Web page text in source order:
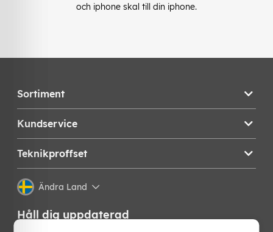
och iphone skal till din iphone.
Sortiment
Kundservice
Teknikproffset
Ändra Land
Håll dig uppdaterad